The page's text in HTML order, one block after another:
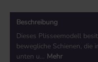
Beschreibung
Dieses Plisseemodell
bewegliche Schienen, die
unten u… Mehr